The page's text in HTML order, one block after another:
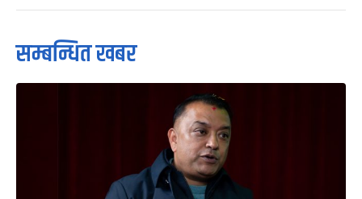
सम्बन्धित खबर